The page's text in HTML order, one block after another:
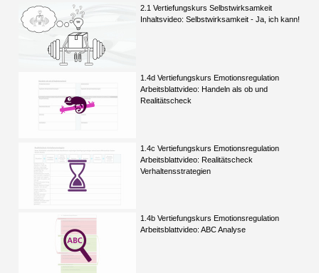
2.1 Vertiefungskurs Selbstwirksamkeit
Inhaltsvideo: Selbstwirksamkeit - Ja, ich kann!
1.4d Vertiefungskurs Emotionsregulation
Arbeitsblattvideo: Handeln als ob und
Realitätscheck
1.4c Vertiefungskurs Emotionsregulation
Arbeitsblattvideo: Realitätscheck
Verhaltensstrategien
1.4b Vertiefungskurs Emotionsregulation
Arbeitsblattvideo: ABC Analyse